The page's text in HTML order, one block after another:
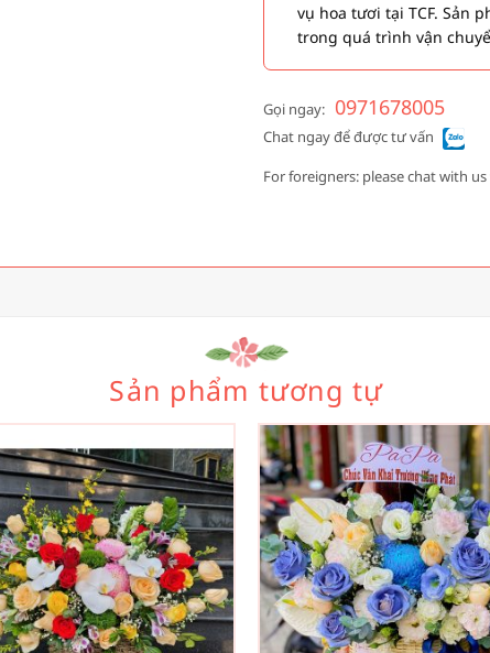
vụ hoa tươi tại TCF. Sản
trong quá trình vận
Gọi ngay: 0971678005
Chat ngay để được tư vấn
For foreigners: please chat with us
Sản phẩm tương tự